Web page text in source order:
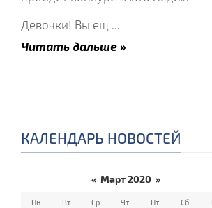
Девочки! Вы ещ ...
Читать дальше »
КАЛЕНДАРЬ НОВОСТЕЙ
« Март 2020 »
Пн Вт Ср Чт Пт Сб